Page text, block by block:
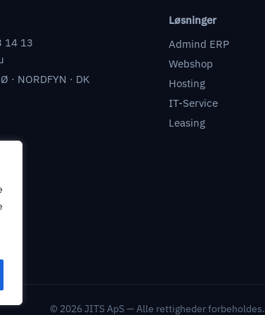
14 13
· NORDFYN · DK
Løsninger
Admind ERP
Webshop
Hosting
IT-Service
Leasing
© 2026 JITS ApS — Alle rettigheder forbeholdes.